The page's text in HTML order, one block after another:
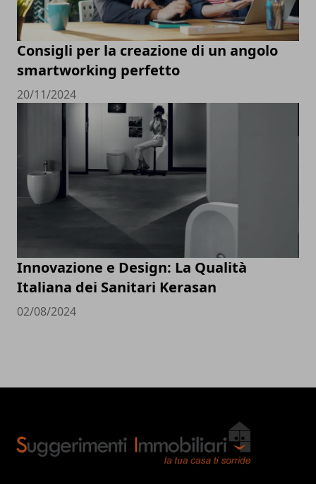
Consigli per la creazione di un angolo
smartworking perfetto
20/11/2024
Innovazione e Design: La Qualità
Italiana dei Sanitari Kerasan
02/08/2024